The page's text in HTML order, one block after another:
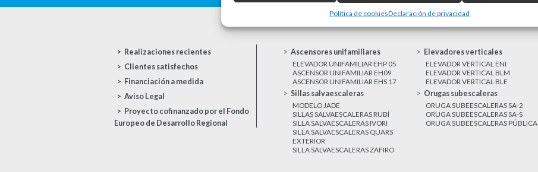
Política de cookiesDeclaración de privacidad
Realizaciones recientes
Clientes satisfechos
Financiación a medida
Aviso Legal
Proyecto cofinanzado por el Fondo
Europeo de Desarrollo Regional
Ascensores unifamiliares
ELEVADOR UNIFAMILIAR EHP 05
ASCENSOR UNIFAMILIAR EH09
ASCENSOR UNIFAMILIAR EHS 17
Elevadores verticales
ELEVADOR VERTICAL ENI
ELEVADOR VERTICAL BLM
ELEVADOR VERTICAL BLE
Sillas salvaescaleras
MODELO JADE
SILLAS SALVAESCALERAS RUBÍ
SILLA SALVAESCALERAS IVORI
SILLA SALVAESCALERAS QUARS
EXTERIOR
SILLA SALVAESCALERAS ZAFIRO
Orugas subescaleras
ORUGA SUBEESCALERAS SA-2
ORUGA SUBEESCALERAS SA-S
ORUGA SUBEESCALERAS PÚBLICA